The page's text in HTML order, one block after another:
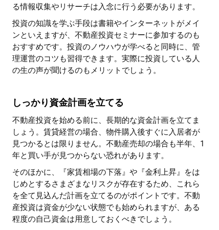
る情報収集やリサーチは入念に行う必要があります。
投資の知識を学ぶ手段は書籍やインターネットがメイ
ンといえますが、不動産投資セミナーに参加するのも
おすすめです。投資のノウハウが学べると同時に、管
理運営のコツも習得できます。実際に投資している人
の生の声が聞けるのもメリットでしょう。
しっかり資金計画を立てる
不動産投資を始める前に、長期的な資金計画を立てま
しょう。賃貸経営の場合、物件購入後すぐに入居者が
見つかるとは限りません。不動産売却の場合も半年、1
年と買い手が見つからない恐れがあります。
そのほかに、『家賃相場の下落』や『金利上昇』をは
じめとするさまざまなリスクが存在するため、これら
を全て見込んだ計画を立てるのがポイントです。不動
産投資は資金が少ない状態でも始められますが、ある
程度の自己資金は用意しておくべきでしょう。